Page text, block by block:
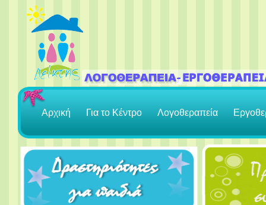
Αρχική Για το Κέντρο Λογοθεραπεία